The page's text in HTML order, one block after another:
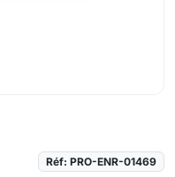
Réf: PRO-ENR-01469